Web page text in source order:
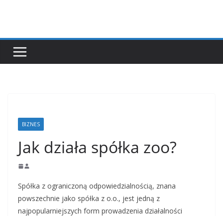
BIZNES
Jak działa spółka zoo?
Spółka z ograniczoną odpowiedzialnością, znana
powszechnie jako spółka z o.o., jest jedną z
najpopularniejszych form prowadzenia działalności